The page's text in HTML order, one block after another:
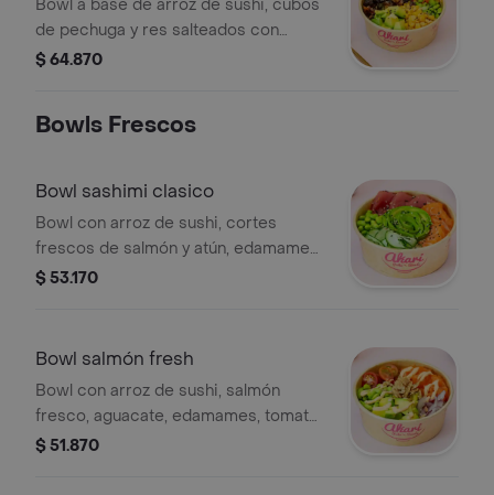
Bowl a base de arroz de sushi, cubos
de pechuga y res salteados con
vegetales, salsa hoisin y teriyaki,
topping de semillas de sésamo.
$ 64.870
Bowls Frescos
Bowl sashimi clasico
Bowl con arroz de sushi, cortes
frescos de salmón y atún, edamames,
pepino y aguacate con aderezo de
$ 53.170
Bowl salmón fresh
Bowl con arroz de sushi, salmón
fresco, aguacate, edamames, tomate
cherry y cebolla morada, mezclado
$ 51.870